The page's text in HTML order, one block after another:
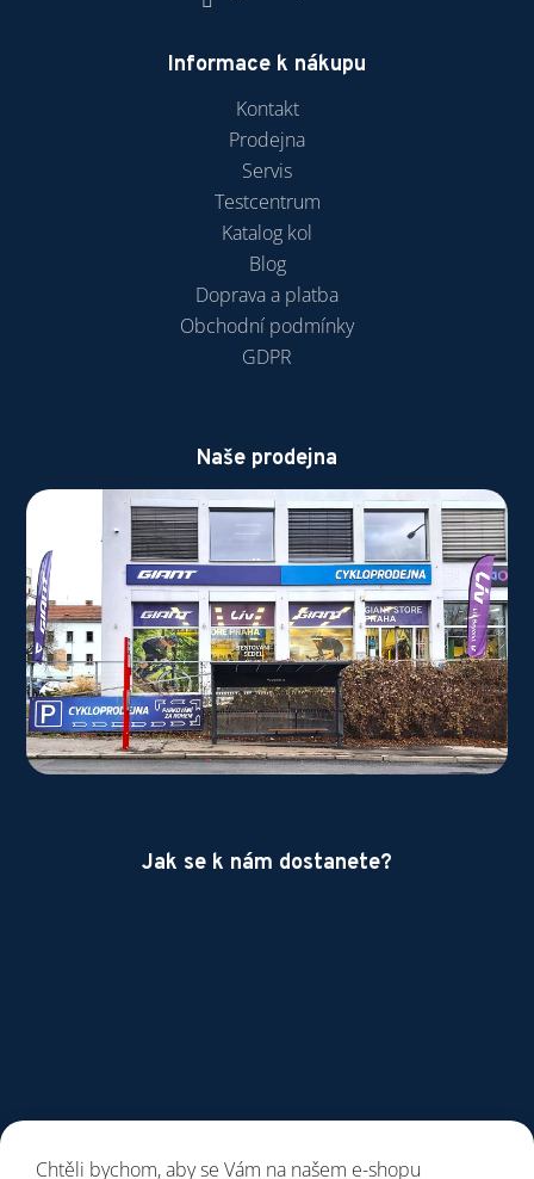
Chtěli bychom, aby se Vám na našem e-shopu
Informace k nákupu
Kontakt
Prodejna
Servis
Testcentrum
Katalog kol
Blog
Doprava a platba
Obchodní podmínky
GDPR
Naše prodejna
Jak se k nám dostanete?